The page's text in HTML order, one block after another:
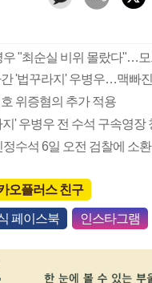
우 "최순실 비위 몰랐다"…
위증혐의 추가 적용
정수석 6일 오전 검찰에 소
오플러스 친구
페이스북 인스타그램